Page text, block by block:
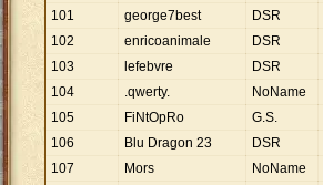
101
george7best DSR
102
enricoanimale DSR
103
lefebvre DSR
104
.qwerty. NoName
105
FiNtOpRo G.S.
106
Blu Dragon 23 DSR
107
Mors NoName